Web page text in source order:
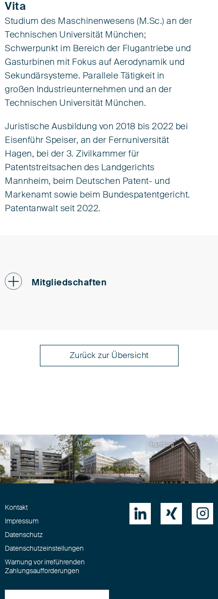
Vita
Studium des Maschinenwesens (M.Sc.) an der
Technischen Universität München;
Schwerpunkt im Bereich der Flugantriebe und
Gasturbinen mit Fokus auf Aerodynamik und
Sekundärsysteme. Parallele Tätigkeit in
großen Industrieunternehmen und an der
Technischen Universität München.
Juristische Ausbildung von 2018 bis 2022 bei
Eisenführ Speiser, an der Fernuniversität
Hagen, bei der 3. Zivilkammer für
Patentstreitsachen des Landgerichts
Mannheim, beim Deutschen Patent- und
Markenamt sowie beim Bundespatentgericht.
Patentanwalt seit 2022.
Mitgliedschaften
Zurück zur Übersicht
Bremen München Hamburg
Kontakt
Impressum
Datenschutz
Datenschutzeinstellungen
Warnung vor irreführenden
Zahlungsaufforderungen
  